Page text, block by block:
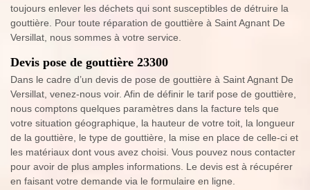
toujours enlever les déchets qui sont susceptibles de détruire la
gouttière. Pour toute réparation de gouttière à Saint Agnant De
Versillat, nous sommes à votre service.
Devis pose de gouttière 23300
Dans le cadre d’un devis de pose de gouttière à Saint Agnant De
Versillat, venez-nous voir. Afin de définir le tarif pose de gouttière,
nous comptons quelques paramètres dans la facture tels que
votre situation géographique, la hauteur de votre toit, la longueur
de la gouttière, le type de gouttière, la mise en place de celle-ci et
les matériaux dont vous avez choisi. Vous pouvez nous contacter
pour avoir de plus amples informations. Le devis est à récupérer
en faisant votre demande via le formulaire en ligne.